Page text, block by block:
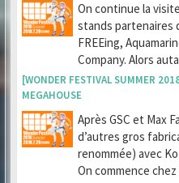
On continue la
stands partenaires
FREEing,
Company. Alors
[WONDER FESTIVAL SUMMER
MEGAHOUSE
Après GSC et Max
d’autres gros
renommée) avec
On commence